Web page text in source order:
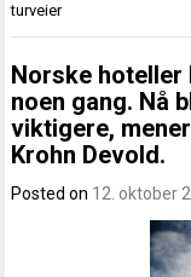
turveier
Norske hoteller
noen gang. Nå
viktigere,
Krohn Devold.
Posted on 12. oktober